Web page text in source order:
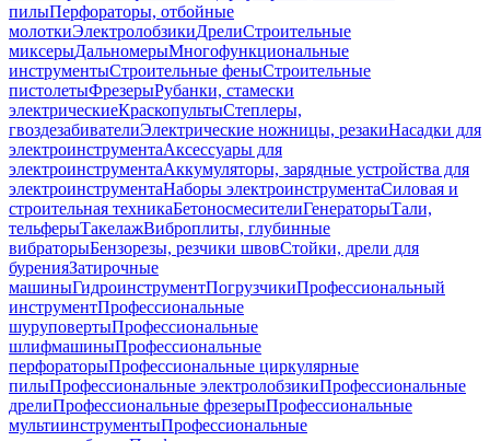
пилыПерфораторы, отбойные
молоткиЭлектролобзикиДрелиСтроительные
миксерыДальномерыМногофункциональные
инструментыСтроительные феныСтроительные
пистолетыФрезерыРубанки, стамески
электрическиеКраскопультыСтеплеры,
гвоздезабивателиЭлектрические ножницы, резакиНасадки для
электроинструментаАксессуары для
электроинструментаАккумуляторы, зарядные устройства для
электроинструментаНаборы электроинструментаСиловая и
строительная техникаБетоносмесителиГенераторыТали,
тельферыТакелажВиброплиты, глубинные
вибраторыБензорезы, резчики швовСтойки, дрели для
буренияЗатирочные
машиныГидроинструментПогрузчикиПрофессиональный
инструментПрофессиональные
шуруповертыПрофессиональные
шлифмашиныПрофессиональные
перфораторыПрофессиональные циркулярные
пилыПрофессиональные электролобзикиПрофессиональные
дрелиПрофессиональные фрезерыПрофессиональные
мультиинструментыПрофессиональные